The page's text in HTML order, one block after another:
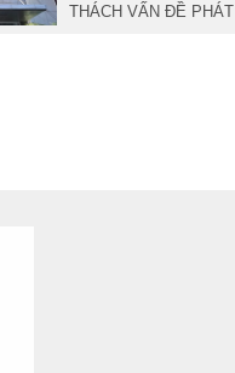
THÁCH VẤN ĐỀ PHÁT